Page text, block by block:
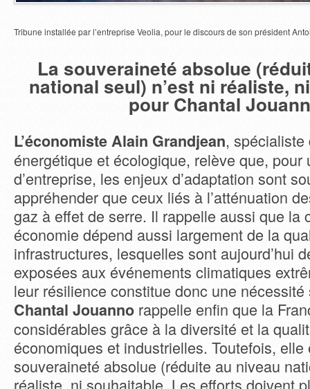
Tribune installée par l’entreprise Veolia, pour le discours de son président
La souveraineté absolue
national seul) n’est ni réaliste,
pour Chantal
L’économiste Alain Grandjean,
énergétique et écologique, relève que, pour
d’entreprise, les enjeux d’adaptation sont
appréhender que ceux liés à l’atténuation
gaz à effet de serre. Il rappelle aussi que la
économie dépend aussi largement de la
infrastructures, lesquelles sont aujourd’hui
exposées aux événements climatiques
leur résilience constitue donc une
Chantal Jouanno rappelle enfin que la
considérables grâce à la diversité et la
économiques et industrielles. Toutefois,
souveraineté absolue (réduite au niveau
réaliste, ni souhaitable. Les efforts doivent